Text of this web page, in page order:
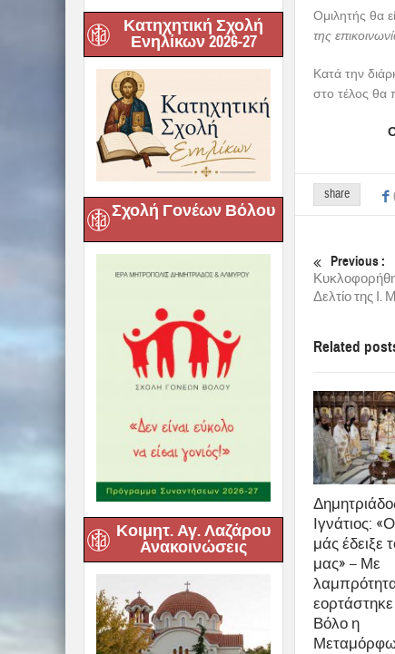
Κατηχητική Σχολή
Ενηλίκων 2026-27
Σχολή Γονέων Βόλου
Κοιμητ. Αγ. Λαζάρου
Ανακοινώσεις
Ομιλητής θα
της
Κατά την
στο τέλος θα
share
Previous :
Δελτίο της Ι.
Related
Ιγνάτιος:
μάς έδειξε
μας» – Με
Βόλο η